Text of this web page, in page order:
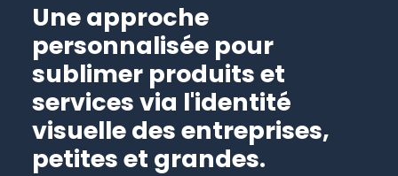
Une approche
personnalisée pour
sublimer produits et
services via l'identité
visuelle des entreprises,
petites et grandes.